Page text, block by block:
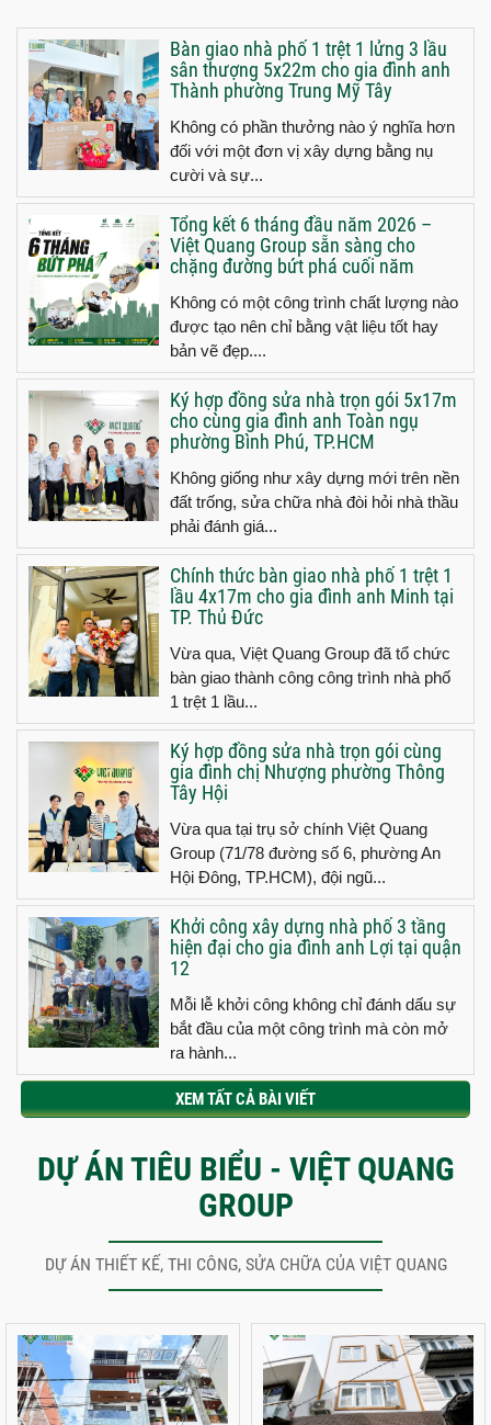
Bàn giao nhà phố 1 trệt 1 lửng 3 lầu
sân thượng 5x22m cho gia đình anh
Thành phường Trung Mỹ Tây
Không có phần thưởng nào ý nghĩa hơn
đối với một đơn vị xây dựng bằng nụ
cười và sự...
Tổng kết 6 tháng đầu năm 2026 –
Việt Quang Group sẵn sàng cho
chặng đường bứt phá cuối năm
Không có một công trình chất lượng nào
được tạo nên chỉ bằng vật liệu tốt hay
bản vẽ đẹp....
Ký hợp đồng sửa nhà trọn gói 5x17m
cho cùng gia đình anh Toàn ngụ
phường Bình Phú, TP.HCM
Không giống như xây dựng mới trên nền
đất trống, sửa chữa nhà đòi hỏi nhà thầu
phải đánh giá...
Chính thức bàn giao nhà phố 1 trệt 1
lầu 4x17m cho gia đình anh Minh tại
TP. Thủ Đức
Vừa qua, Việt Quang Group đã tổ chức
bàn giao thành công công trình nhà phố
1 trệt 1 lầu...
Ký hợp đồng sửa nhà trọn gói cùng
gia đình chị Nhượng phường Thông
Tây Hội
Vừa qua tại trụ sở chính Việt Quang
Group (71/78 đường số 6, phường An
Hội Đông, TP.HCM), đội ngũ...
Khởi công xây dựng nhà phố 3 tầng
hiện đại cho gia đình anh Lợi tại quận
12
Mỗi lễ khởi công không chỉ đánh dấu sự
bắt đầu của một công trình mà còn mở
ra hành...
XEM TẤT CẢ BÀI VIẾT
DỰ ÁN TIÊU BIỂU - VIỆT QUANG
GROUP
DỰ ÁN THIẾT KẾ, THI CÔNG, SỬA CHỮA CỦA VIỆT QUANG